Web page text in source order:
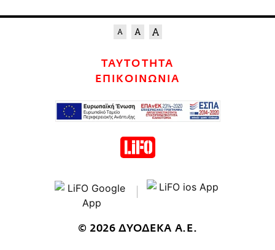
ΤΑΥΤΟΤΗΤΑ
ΕΠΙΚΟΙΝΩΝΙΑ
© 2026 ΔΥΟΔΕΚΑ Α.Ε.